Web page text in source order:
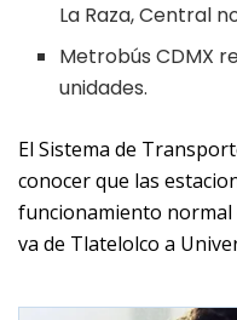
La Raza, Central
Metrobús CDMX
unidades.
El Sistema de
conocer que las
funcionamiento normal
va de Tlatelolco a